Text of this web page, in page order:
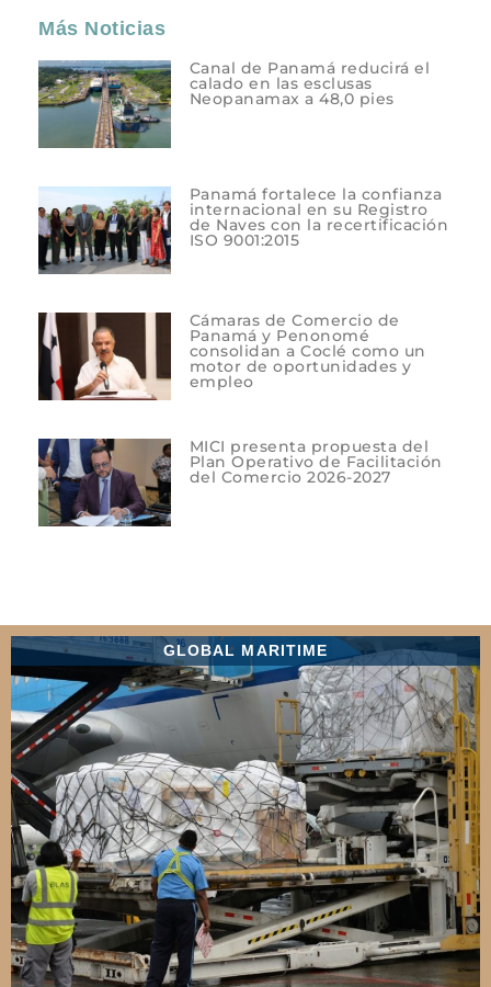
Más Noticias
Canal de Panamá reducirá el
calado en las esclusas
Neopanamax a 48,0 pies
Panamá fortalece la confianza
internacional en su Registro
de Naves con la recertificación
ISO 9001:2015
Cámaras de Comercio de
Panamá y Penonomé
consolidan a Coclé como un
motor de oportunidades y
empleo
MICI presenta propuesta del
Plan Operativo de Facilitación
del Comercio 2026-2027
GLOBAL MARITIME